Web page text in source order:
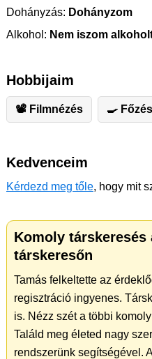
Dohányzás: Dohányzom
Alkohol: Nem iszom
Hobbijaim
📽 Filmnézés 🍳 Főzés
Kedvenceim
Kérdezd meg tőle, hogy mit
Komoly társkeresés
társkeresőn
Tamás felkeltette az
regisztráció ingyenes.
is. Nézz szét a többi
Találd meg életed nagy
rendszerünk segítségével.